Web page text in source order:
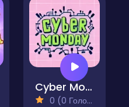
Cyber Monday
0 (0 Голосів)